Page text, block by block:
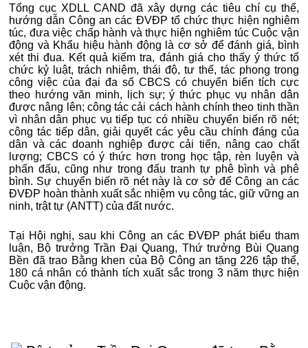
Tổng cục XDLL CAND đã xây dựng các tiêu chí cụ thể,
hướng dẫn Công an các ĐVĐP tổ chức thực hiện nghiêm
túc, đưa việc chấp hành và thực hiện nghiêm túc Cuộc vận
động và Khẩu hiệu hành động là cơ sở để đánh giá, bình
xét thi đua. Kết quả kiểm tra, đánh giá cho thấy ý thức tổ
chức kỷ luật, trách nhiệm, thái độ, tư thế, tác phong trong
công việc của đại đa số CBCS có chuyển biến tích cực
theo hướng văn minh, lịch sự; ý thức phục vụ nhân dân
được nâng lên; công tác cải cách hành chính theo tinh thần
vì nhân dân phục vụ tiếp tục có nhiều chuyển biến rõ nét;
công tác tiếp dân, giải quyết các yêu cầu chính đáng của
dân và các doanh nghiệp được cải tiến, nâng cao chất
lượng; CBCS có ý thức hơn trong học tập, rèn luyện và
phấn đấu, cũng như trong đấu tranh tự phê bình và phê
bình. Sự chuyển biến rõ nét này là cơ sở để Công an các
ĐVĐP hoàn thành xuất sắc nhiệm vụ công tác, giữ vững an
ninh, trật tự (ANTT) của đất nước.
Tại Hội nghị, sau khi Công an các ĐVĐP phát biểu tham
luận, Bộ trưởng Trần Đại Quang, Thứ trưởng Bùi Quang
Bền đã trao Bằng khen của Bộ Công an tặng 226 tập thể,
180 cá nhân có thành tích xuất sắc trong 3 năm thực hiện
Cuộc vận động.